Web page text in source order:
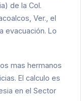
de la Col.
Ver., el
evacuación. Lo
mas hermanos
El calculo es
en el Sector